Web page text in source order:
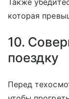
Также
которая
10.
поездку
Перед